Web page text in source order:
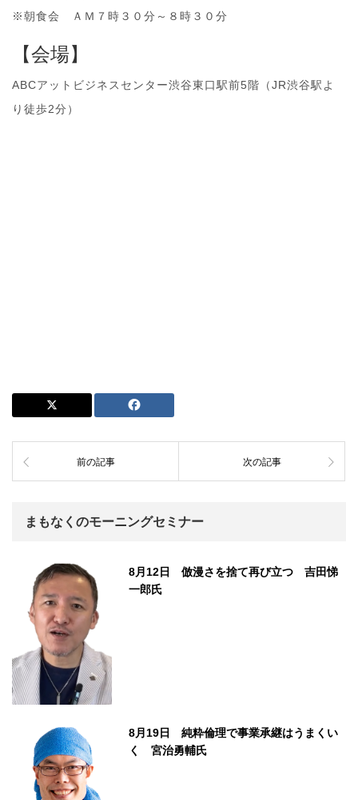
※朝食会 ＡＭ７時３０分～８時３０分
【会場】
ABCアットビジネスセンター渋谷東口駅前5階（JR渋谷駅よ
り徒歩2分）
前の記事 次の記事
まもなくのモーニングセミナー
8月12日 倣漫さを捨て再び立つ 吉田悌
一郎氏
8月19日 純粋倫理で事業承継はうまくい
く 宮治勇輔氏